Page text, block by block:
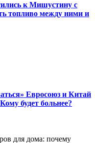
к Мишустину с
топливо между ними и
Евросоюз и Китай
будет больнее?